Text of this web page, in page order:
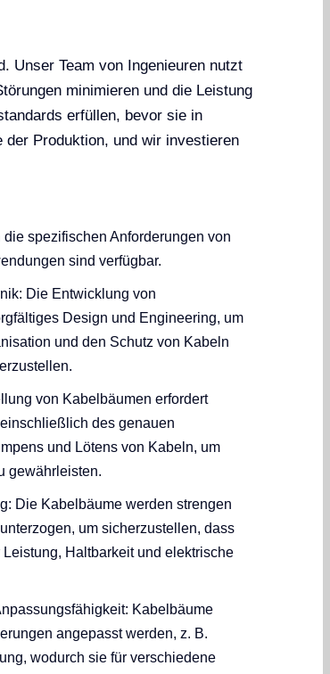
Unser Team von Ingenieuren nutzt
minimieren und die Leistung
erfüllen, bevor sie in
Produktion, und wir investieren
spezifischen Anforderungen von
sind verfügbar.
Die Entwicklung von
Design und Engineering, um
und den Schutz von Kabeln
von Kabelbäumen erfordert
des genauen
und Lötens von Kabeln, um
gewährleisten.
Die Kabelbäume werden strengen
um sicherzustellen, dass
Haltbarkeit und elektrische
Kabelbäume
angepasst werden, z. B.
wodurch sie für verschiedene